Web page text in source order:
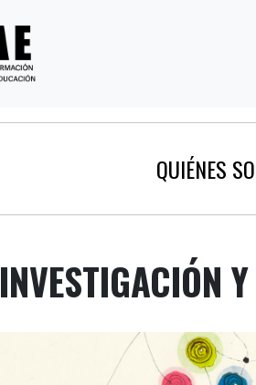
QUIÉNES
INVESTIGACIÓN